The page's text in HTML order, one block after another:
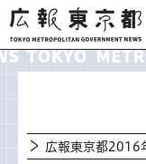
広報東京都
広報東京都2016